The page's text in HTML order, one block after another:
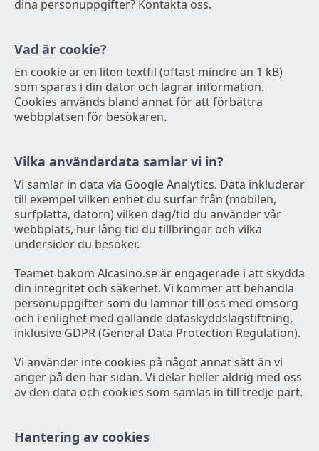
dina personuppgifter? Kontakta oss.
Vad är cookie?
En cookie är en liten textfil (oftast mindre än 1 kB)
som sparas i din dator och lagrar information.
Cookies används bland annat för att förbättra
webbplatsen för besökaren.
Vilka användardata samlar vi in?
Vi samlar in data via Google Analytics. Data inkluderar
till exempel vilken enhet du surfar från (mobilen,
surfplatta, datorn) vilken dag/tid du använder vår
webbplats, hur lång tid du tillbringar och vilka
undersidor du besöker.
Teamet bakom Alcasino.se är engagerade i att skydda
din integritet och säkerhet. Vi kommer att behandla
personuppgifter som du lämnar till oss med omsorg
och i enlighet med gällande dataskyddslagstiftning,
inklusive GDPR (General Data Protection Regulation).
Vi använder inte cookies på något annat sätt än vi
anger på den här sidan. Vi delar heller aldrig med oss
av den data och cookies som samlas in till tredje part.
Hantering av cookies